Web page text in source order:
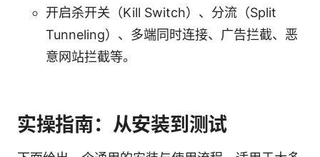
开启杀开关（Kill Switch）、分流（Split
Tunneling）、多端同时连接、广告拦截、恶
意网站拦截等。
实操指南：从安装到测试